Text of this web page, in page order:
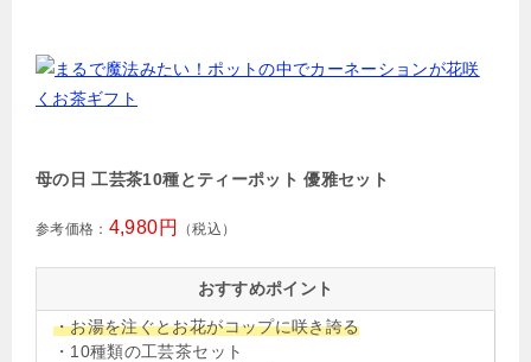
母の日 工芸茶10種とティーポット 優雅セット
参考価格： 4,980円 （税込）
おすすめポイント
・お湯を注ぐとお花がコップに咲き誇る
・10種類の工芸茶セット